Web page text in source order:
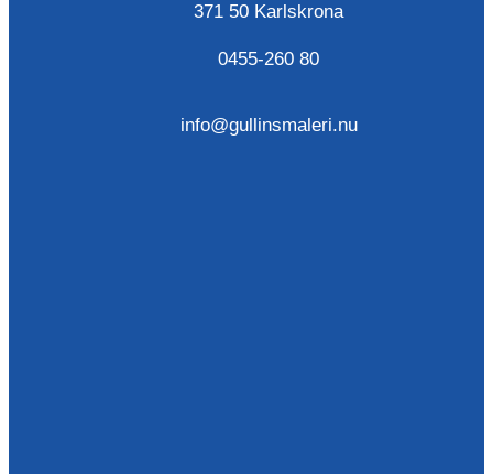
371 50 Karlskrona
0455-260 80
info@gullinsmaleri.nu